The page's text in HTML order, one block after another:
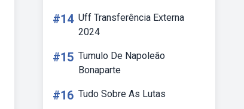
#14 Uff Transferência Externa
2024
#15 Tumulo De Napoleão
Bonaparte
#16 Tudo Sobre As Lutas